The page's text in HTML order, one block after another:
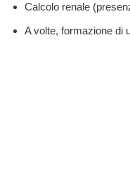
Calcolo renale
A volte, formazione di